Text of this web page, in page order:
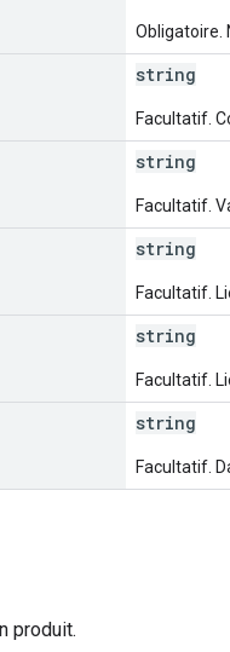
Obligatoire.
string
Facultatif.
string
Facultatif.
string
Facultatif.
string
Facultatif.
string
Facultatif.
produit.